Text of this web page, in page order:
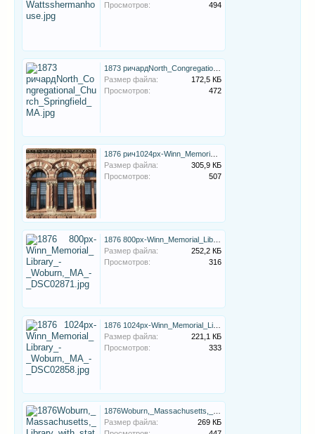
Просмотров:
494
Размер файла:
172,5 КБ
Просмотров:
472
Размер файла:
305,9 КБ
Просмотров:
507
Размер файла:
252,2 КБ
Просмотров:
316
Размер файла:
221,1 КБ
Просмотров:
333
Размер файла:
269 КБ